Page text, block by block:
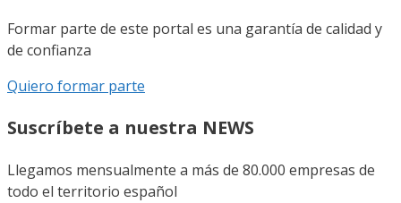
Formar parte de este portal es una garantía de calidad y
de confianza
Quiero formar parte
Suscríbete a nuestra NEWS
Llegamos mensualmente a más de 80.000 empresas de
todo el territorio español